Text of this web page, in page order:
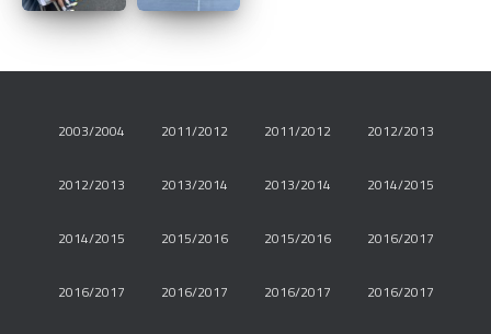
2003/2004 2011/2012 2011/2012 2012/2013
2012/2013 2013/2014 2013/2014 2014/2015
2014/2015 2015/2016 2015/2016 2016/2017
2016/2017 2016/2017 2016/2017 2016/2017